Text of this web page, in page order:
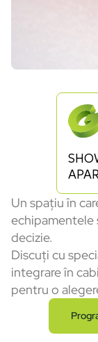
Un spațiu în
echipamentele
decizie.
Discuți cu
integrare în
pentru o